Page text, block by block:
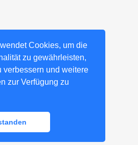
Cookies, um die
zu gewährleisten,
verbessern und weitere
zur Verfügung zu